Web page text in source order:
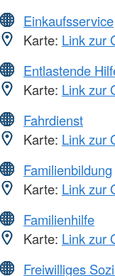
Einkaufsservice
Karte: Link zur
Entlastende
Karte: Link zur
Fahrdienst
Karte: Link zur
Familienbildung
Karte: Link zur
Familienhilfe
Karte: Link zur
Freiwilliges